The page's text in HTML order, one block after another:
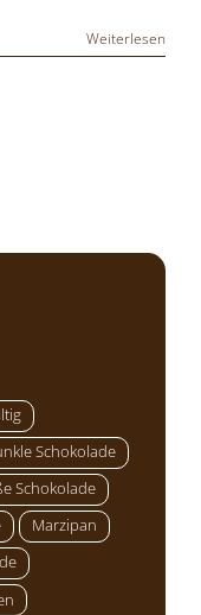
Weiterlesen
Schokolade
Schokolade
Marzipan